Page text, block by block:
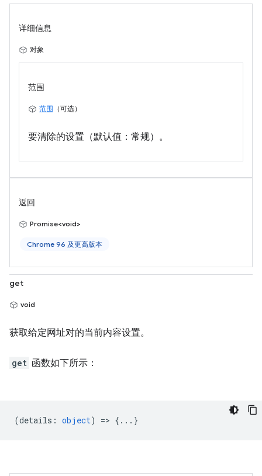
详细信息
对象
范围
范围 （可选）
要清除的设置（默认值：常规）。
返回
Promise<void>
Chrome 96 及更高版本
get
void
获取给定网址对的当前内容设置。
get 函数如下所示：
(details : object) => {...}